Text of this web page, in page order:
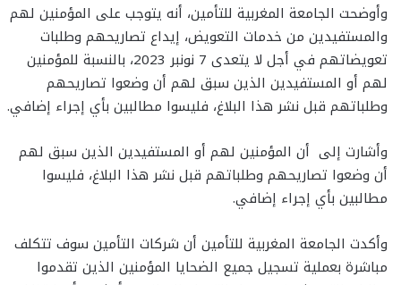
وأوضحت الجامعة المغربية للتأمين، أنه يتوجب على المؤمنين لهم
والمستفيدين من خدمات التعويض، إيداع تصاريحهم وطلبات
تعويضاتهم في أجل لا يتعدى 7 نونبر 2023، بالنسبة للمؤمنين
لهم أو المستفيدين الذين سبق لهم أن وضعوا تصاريحهم
وطلباتهم قبل نشر هذا البلاغ، فليسوا مطالبين بأي إجراء إضافي.
وأشارت إلى أن المؤمنين لهم أو المستفيدين الذين سبق لهم
أن وضعوا تصاريحهم وطلباتهم قبل نشر هذا البلاغ، فليسوا
مطالبين بأي إجراء إضافي.
وأكدت الجامعة المغربية للتأمين أن شركات التأمين سوف تتكلف
مباشرة بعملية تسجيل جميع الضحايا المؤمنين الذين تقدموا